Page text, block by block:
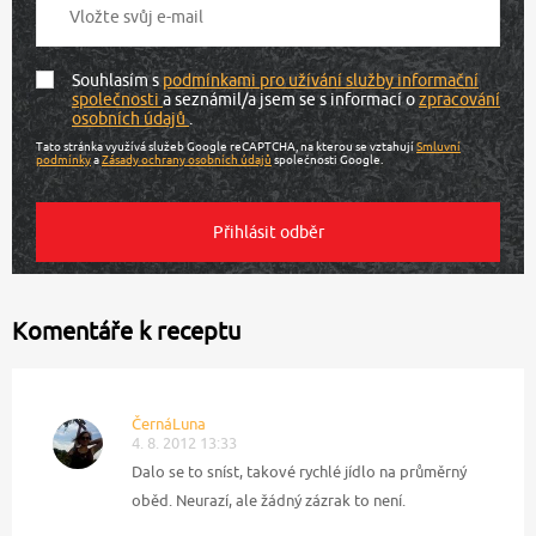
Souhlasím spodmínkami pro užívání služby informační
společnostia seznámil/a jsem se s informací ozpracování
osobních údajů.
Tato stránka využívá služeb Google reCAPTCHA, na kterou se vztahujíSmluvní
podmínkyaZásady ochrany osobních údajů společnosti Google.
Komentáře k receptu
ČernáLuna
4. 8. 2012 13:33
Dalo se to sníst, takové rychlé jídlo na průměrný
oběd. Neurazí, ale žádný zázrak to není.